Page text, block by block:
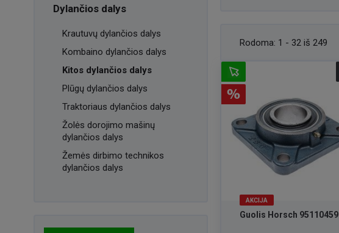
Dylančios dalys
Krautuvų dylančios dalys
Kombaino dylančios dalys
Kitos dylančios dalys
Plūgų dylančios dalys
Traktoriaus dylančios dalys
Žolės dorojimo mašinų
dylančios dalys
Žemės dirbimo technikos
dylančios dalys
Rodoma: 1 - 32 iš 249
AKCIJA
Guolis Horsch 95110459